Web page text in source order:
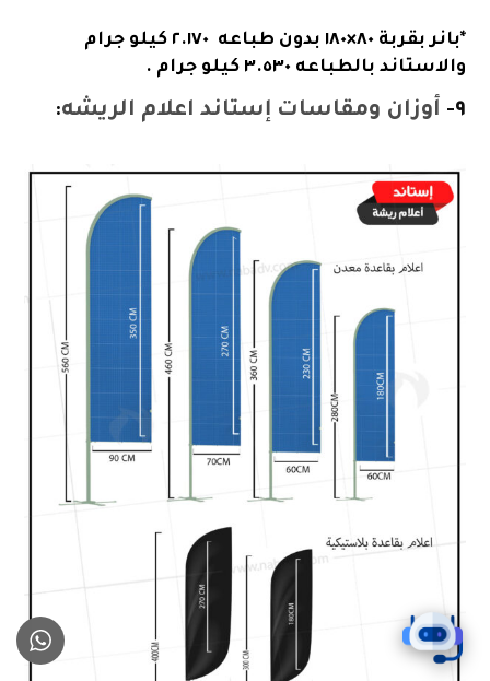
*بانر بقربة ٨٠×١٨٠ بدون طباعه ٢.١٧٠ كيلو جرام
والاستاند بالطباعه ٣.٥٣٠ كيلو جرام .
٩- أوزان ومقاسات إستاند اعلام الريشه: